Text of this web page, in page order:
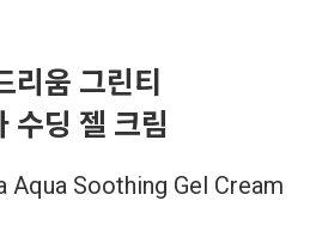
리움 그린티
수딩 젤 크림
Aqua Soothing Gel Cream